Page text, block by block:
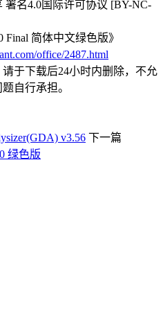
名4.0国际许可协议 [BY-NC-
Final 简体中文绿色版》
office/2487.html
于下载后24小时内删除，不允
自行承担。
v3.56 下一篇
绿色版